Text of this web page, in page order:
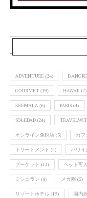
ADVENTURE (24)
GOURMET (19) HAWAII (7)
KEEMALA (6) PARIS (4)
SOLEDAD (24)
オンライン免税店 (5) カフ
トリートメント (4) ハワイ
プーケット (12) ペット可
ミシュラン (4) メガ割 (5)
リゾートホテル (19) 国内